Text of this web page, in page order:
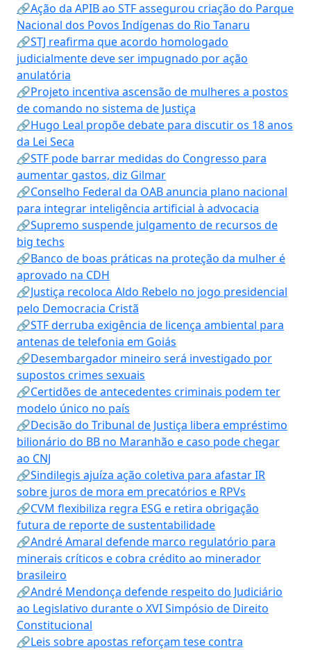
🔗Ação da APIB ao STF assegurou criação do Parque
Nacional dos Povos Indígenas do Rio Tanaru
🔗STJ reafirma que acordo homologado
judicialmente deve ser impugnado por ação
anulatória
🔗Projeto incentiva ascensão de mulheres a postos
de comando no sistema de Justiça
🔗Hugo Leal propõe debate para discutir os 18 anos
da Lei Seca
🔗STF pode barrar medidas do Congresso para
aumentar gastos, diz Gilmar
🔗Conselho Federal da OAB anuncia plano nacional
para integrar inteligência artificial à advocacia
🔗Supremo suspende julgamento de recursos de
big techs
🔗Banco de boas práticas na proteção da mulher é
aprovado na CDH
🔗Justiça recoloca Aldo Rebelo no jogo presidencial
pelo Democracia Cristã
🔗STF derruba exigência de licença ambiental para
antenas de telefonia em Goiás
🔗Desembargador mineiro será investigado por
supostos crimes sexuais
🔗Certidões de antecedentes criminais podem ter
modelo único no país
🔗Decisão do Tribunal de Justiça libera empréstimo
bilionário do BB no Maranhão e caso pode chegar
ao CNJ
🔗Sindilegis ajuíza ação coletiva para afastar IR
sobre juros de mora em precatórios e RPVs
🔗CVM flexibiliza regra ESG e retira obrigação
futura de reporte de sustentabilidade
🔗André Amaral defende marco regulatório para
minerais críticos e cobra crédito ao minerador
brasileiro
🔗André Mendonça defende respeito do Judiciário
ao Legislativo durante o XVI Simpósio de Direito
Constitucional
🔗Leis sobre apostas reforçam tese contra